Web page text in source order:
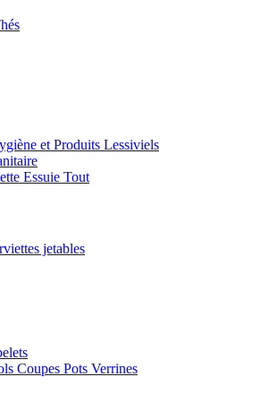
et Produits Lessiviels
Essuie Tout
jetables
Coupes Pots Verrines